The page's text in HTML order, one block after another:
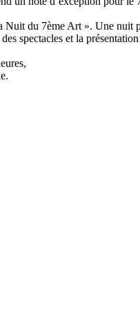
Nuit du 7ème Art ». Une nuit
spectacles et la